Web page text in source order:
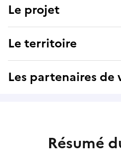
Le projet
Le territoire
Les partenaires
Résumé